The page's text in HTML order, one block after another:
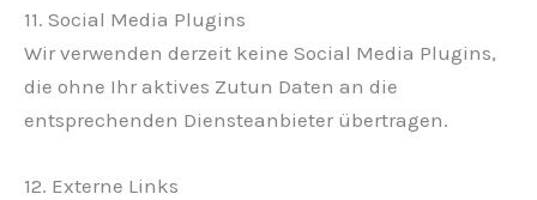
11. Social Media Plugins
Wir verwenden derzeit keine Social Media Plugins,
die ohne Ihr aktives Zutun Daten an die
entsprechenden Diensteanbieter übertragen.
12. Externe Links